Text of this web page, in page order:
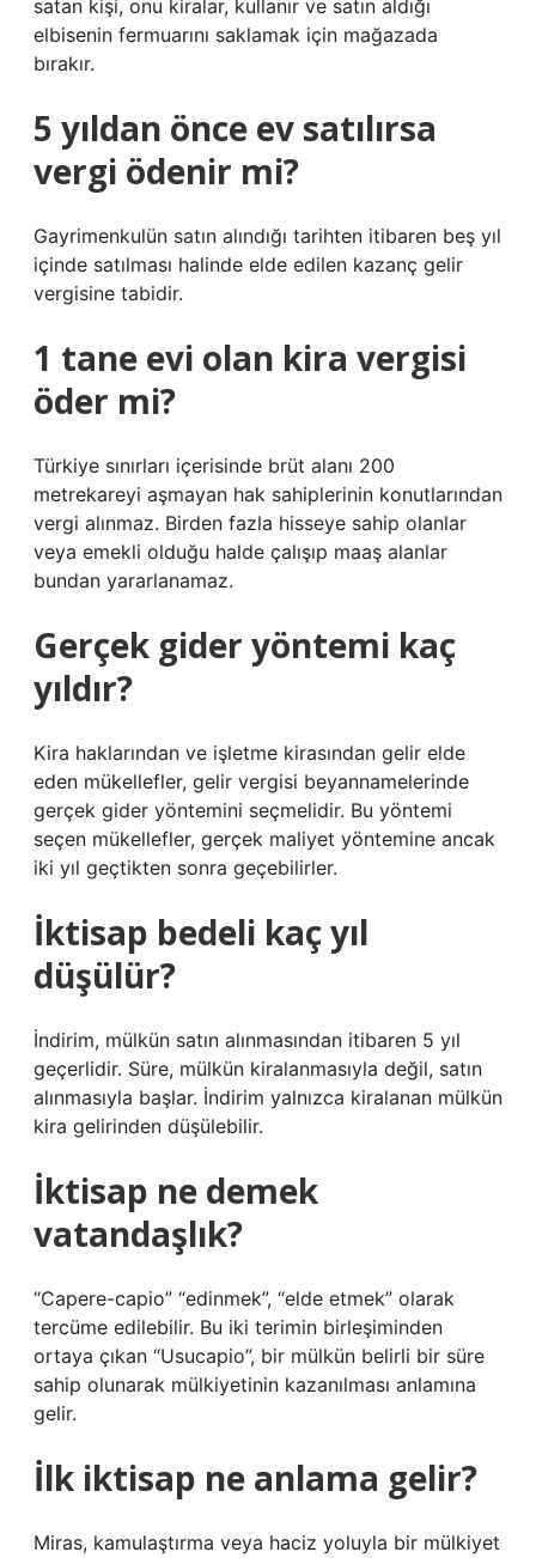
satan kişi, onu kiralar, kullanır ve satın aldığı
elbisenin fermuarını saklamak için mağazada
bırakır.
5 yıldan önce ev satılırsa
vergi ödenir mi?
Gayrimenkulün satın alındığı tarihten itibaren beş yıl
içinde satılması halinde elde edilen kazanç gelir
vergisine tabidir.
1 tane evi olan kira vergisi
öder mi?
Türkiye sınırları içerisinde brüt alanı 200
metrekareyi aşmayan hak sahiplerinin konutlarından
vergi alınmaz. Birden fazla hisseye sahip olanlar
veya emekli olduğu halde çalışıp maaş alanlar
bundan yararlanamaz.
Gerçek gider yöntemi kaç
yıldır?
Kira haklarından ve işletme kirasından gelir elde
eden mükellefler, gelir vergisi beyannamelerinde
gerçek gider yöntemini seçmelidir. Bu yöntemi
seçen mükellefler, gerçek maliyet yöntemine ancak
iki yıl geçtikten sonra geçebilirler.
İktisap bedeli kaç yıl
düşülür?
İndirim, mülkün satın alınmasından itibaren 5 yıl
geçerlidir. Süre, mülkün kiralanmasıyla değil, satın
alınmasıyla başlar. İndirim yalnızca kiralanan mülkün
kira gelirinden düşülebilir.
İktisap ne demek
vatandaşlık?
“Capere-capio” “edinmek”, “elde etmek” olarak
tercüme edilebilir. Bu iki terimin birleşiminden
ortaya çıkan “Usucapio”, bir mülkün belirli bir süre
sahip olunarak mülkiyetinin kazanılması anlamına
gelir.
İlk iktisap ne anlama gelir?
Miras, kamulaştırma veya haciz yoluyla bir mülkiyet